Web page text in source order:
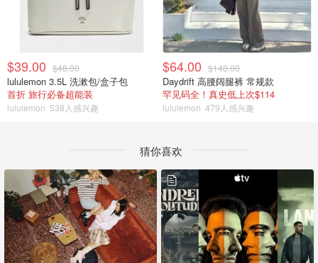
$39.00 $48.00
lululemon 3.5L 洗漱包/盒子包
首折 旅行必备超能装
lululemon 538人感兴趣
$64.00 $148.00
Daydrift 高腰阔腿裤 常规款
罕见码全！真史低上次$114
lululemon 479人感兴趣
猜你喜欢